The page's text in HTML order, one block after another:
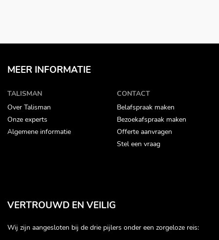
MEER INFORMATIE
TALISMAN
Over Talisman
Onze experts
Algemene informatie
CONTACT
Belafspraak maken
Bezoekafspraak maken
Offerte aanvragen
Stel een vraag
VERTROUWD EN VEILIG
Wij zijn aangesloten bij de drie pijlers onder een zorgeloze reis: